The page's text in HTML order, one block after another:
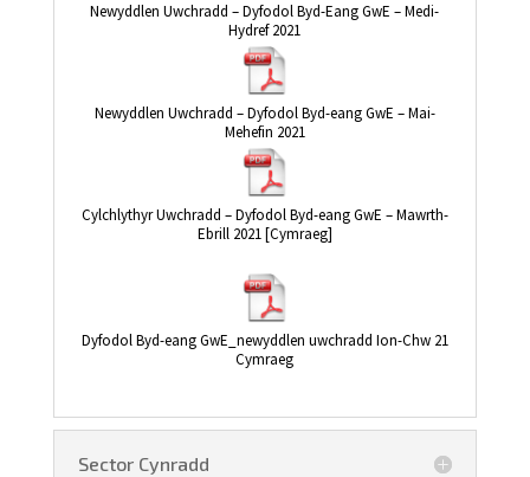
Newyddlen Uwchradd – Dyfodol Byd-Eang GwE – Medi-
Hydref 2021
Newyddlen Uwchradd – Dyfodol Byd-eang GwE – Mai-
Mehefin 2021
Cylchlythyr Uwchradd – Dyfodol Byd-eang GwE – Mawrth-
Ebrill 2021 [Cymraeg]
Dyfodol Byd-eang GwE_newyddlen uwchradd Ion-Chw 21
Cymraeg
Sector Cynradd